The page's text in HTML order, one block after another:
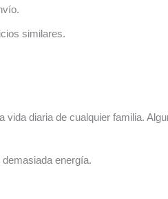
similares.
diaria de cualquier familia.
energía.